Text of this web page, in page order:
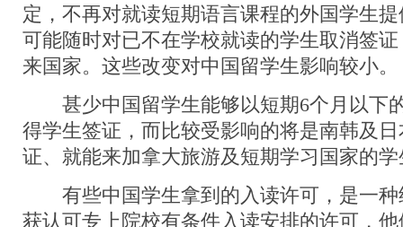
定，不再对就读短期语言课程的外国学生
可能随时对已不在学校就读的学生取消签
来国家。这些改变对中国留学生影响较小。
甚少中国留学生能够以短期6个月以下
得学生签证，而比较受影响的将是南韩及
证、就能来加拿大旅游及短期学习国家的学
有些中国学生拿到的入读许可，是一种
获认可专上院校有条件入读安排的许可，